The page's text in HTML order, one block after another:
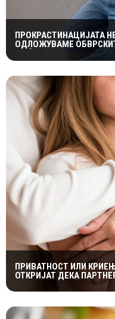
ПРОКРАСТИНАЦИЈАТА
ОДЛОЖУВАМЕ
МАЃЕПСАНИОТ КРУГ
ПРИВАТНОСТ ИЛИ
ОТКРИЈАТ ДЕКА